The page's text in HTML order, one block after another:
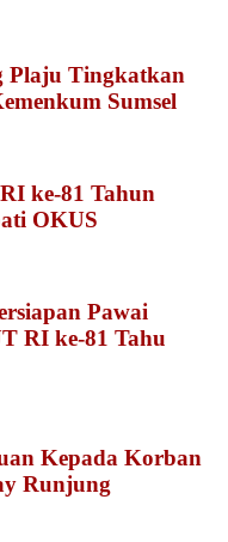
Plaju Tingkatkan
Sumsel
ke-81 Tahun
OKUS
Pawai
RI ke-81 Tahu
Kepada Korban
Runjung